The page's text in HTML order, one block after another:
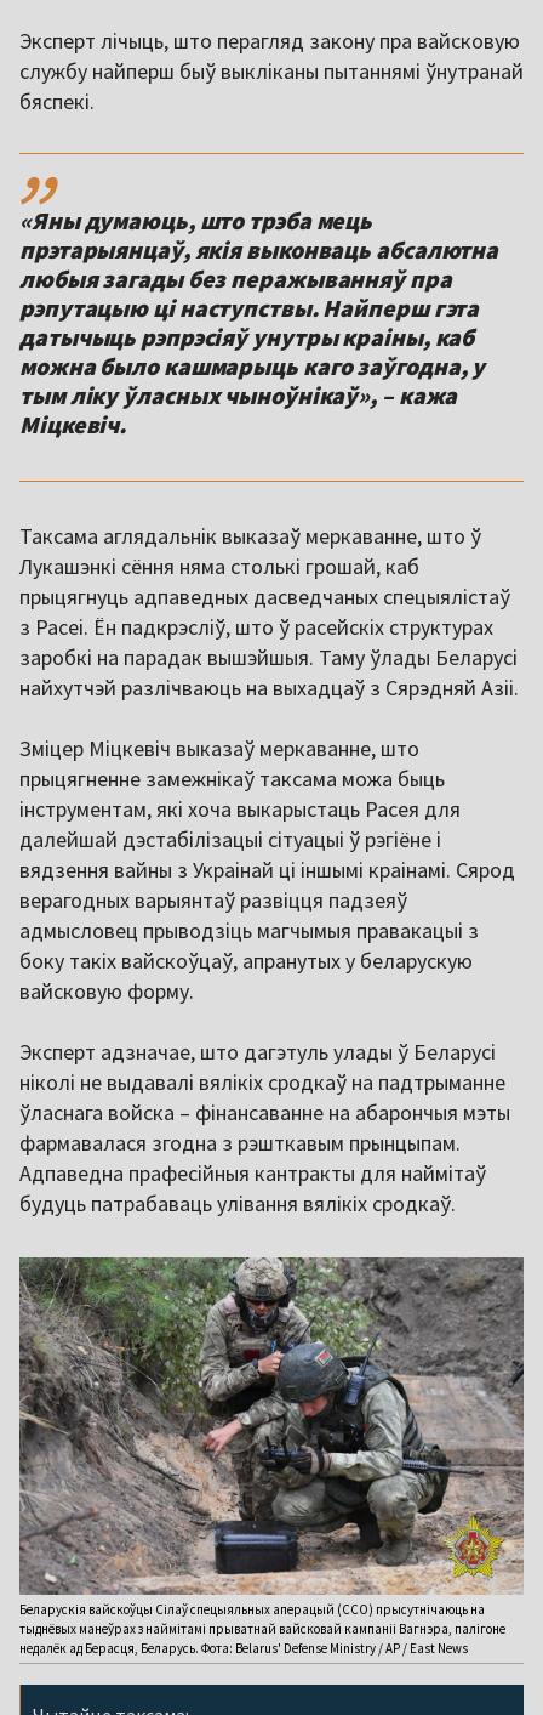
Эксперт лічыць, што перагляд закону пра вайсковую
службу найперш быў выкліканы пытаннямі ўнутранай
бяспекі.
,,
«Яны думаюць, што трэба мець
прэтарыянцаў, якія выконваць абсалютна
любыя загады без перажыванняў пра
рэпутацыю ці наступствы. Найперш гэта
датычыць рэпрэсіяў унутры краіны, каб
можна было кашмарыць каго заўгодна, у
тым ліку ўласных чыноўнікаў», – кажа
Міцкевіч.
Таксама аглядальнік выказаў меркаванне, што ў
Лукашэнкі сёння няма столькі грошай, каб
прыцягнуць адпаведных дасведчаных спецыялістаў
з Расеі. Ён падкрэсліў, што ў расейскіх структурах
заробкі на парадак вышэйшыя. Таму ўлады Беларусі
найхутчэй разлічваюць на выхадцаў з Сярэдняй Азіі.
Зміцер Міцкевіч выказаў меркаванне, што
прыцягненне замежнікаў таксама можа быць
інструментам, які хоча выкарыстаць Расея для
далейшай дэстабілізацыі сітуацыі ў рэгіёне і
вядзення вайны з Украінай ці іншымі краінамі. Сярод
верагодных варыянтаў развіцця падзеяў
адмысловец прыводзіць магчымыя правакацыі з
боку такіх вайскоўцаў, апранутых у беларускую
вайсковую форму.
Эксперт адзначае, што дагэтуль улады ў Беларусі
ніколі не выдавалі вялікіх сродкаў на падтрыманне
ўласнага войска – фінансаванне на абарончыя мэты
фармавалася згодна з рэшткавым прынцыпам.
Адпаведна прафесійныя кантракты для наймітаў
будуць патрабаваць улівання вялікіх сродкаў.
Беларускія вайскоўцы Сілаў спецыяльных аперацый (ССО) прысутнічаюць на
тыднёвых манеўрах з наймітамі прыватнай вайсковай кампаніі Вагнэра, палігоне
недалёк ад Берасця, Беларусь. Фота: Belarus' Defense Ministry / AP / East News